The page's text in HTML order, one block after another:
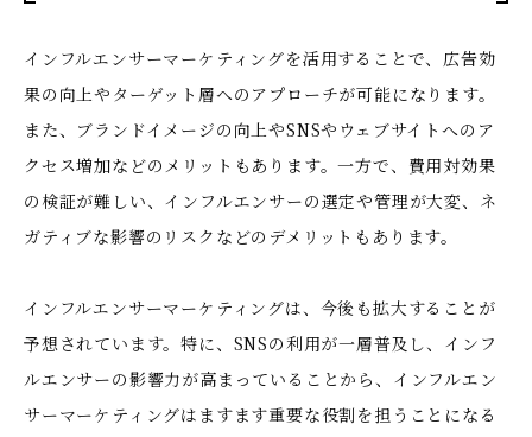
インフルエンサーマーケティングを活用することで、広告効
果の向上やターゲット層へのアプローチが可能になります。
また、ブランドイメージの向上やSNSやウェブサイトへのア
クセス増加などのメリットもあります。一方で、費用対効果
の検証が難しい、インフルエンサーの選定や管理が大変、ネ
ガティブな影響のリスクなどのデメリットもあります。
インフルエンサーマーケティングは、今後も拡大することが
予想されています。特に、SNSの利用が一層普及し、インフ
ルエンサーの影響力が高まっていることから、インフルエン
サーマーケティングはますます重要な役割を担うことになる